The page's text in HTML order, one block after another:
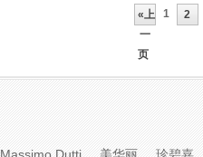
«上
一
页
1 2